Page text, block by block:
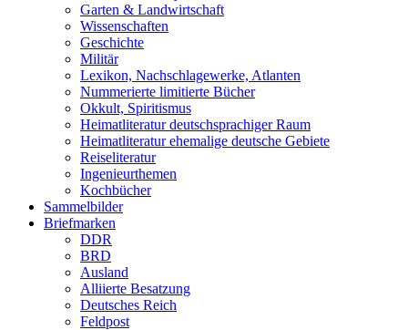
Garten & Landwirtschaft
Wissenschaften
Geschichte
Militär
Lexikon, Nachschlagewerke, Atlanten
Nummerierte limitierte Bücher
Okkult, Spiritismus
Heimatliteratur deutschsprachiger Raum
Heimatliteratur ehemalige deutsche Gebiete
Reiseliteratur
Ingenieurthemen
Kochbücher
Sammelbilder
Briefmarken
DDR
BRD
Ausland
Alliierte Besatzung
Deutsches Reich
Feldpost